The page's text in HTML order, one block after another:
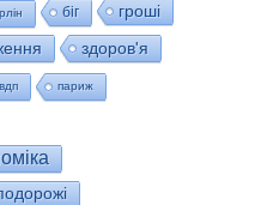
біг гроші
здоров'я
париж